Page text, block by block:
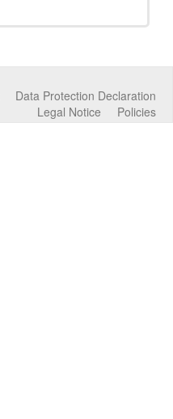
Data Protection Declaration
Policies
Legal Notice